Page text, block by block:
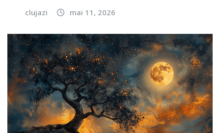
clujazi mai 11, 2026